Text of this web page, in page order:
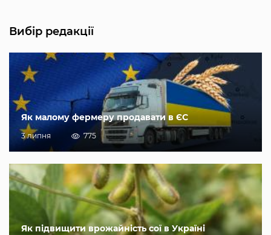
Вибір редакції
Як малому фермеру продавати в ЄС
3 липня 775
Як підвищити врожайність сої в Україні